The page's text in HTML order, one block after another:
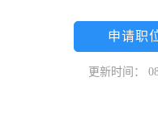
申请职
更新时间：